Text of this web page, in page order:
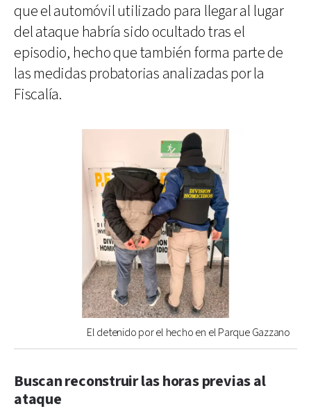
que el automóvil utilizado para llegar al lugar
del ataque habría sido ocultado tras el
episodio, hecho que también forma parte de
las medidas probatorias analizadas por la
Fiscalía.
El detenido por el hecho en el Parque Gazzano
Buscan reconstruir las horas previas al
ataque